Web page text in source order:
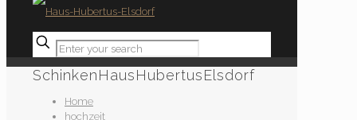
SchinkenHausHubertusElsdorf
Home
hochzeit